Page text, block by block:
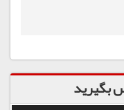
بگیرید